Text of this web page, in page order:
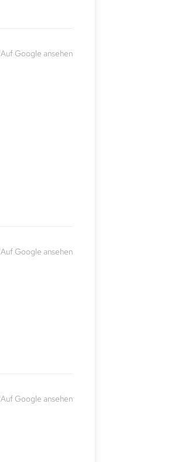
Auf Google ansehen
Auf Google ansehen
Auf Google ansehen